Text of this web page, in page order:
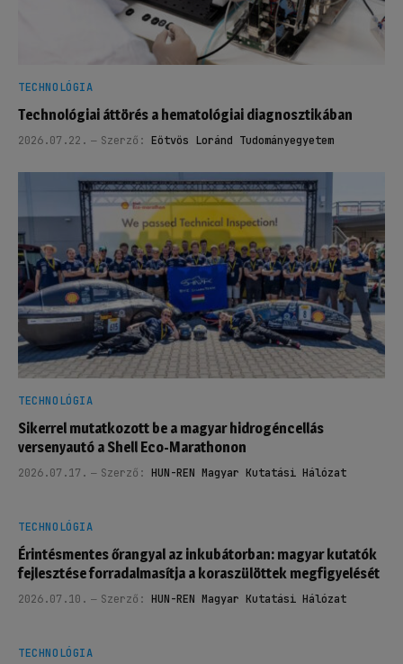
TECHNOLÓGIA
Technológiai áttörés a hematológiai diagnosztikában
2026.07.22. Szerző: Eötvös Loránd Tudományegyetem
TECHNOLÓGIA
Sikerrel mutatkozott be a magyar hidrogéncellás
versenyautó a Shell Eco-Marathonon
2026.07.17. Szerző: HUN-REN Magyar Kutatási Hálózat
TECHNOLÓGIA
Érintésmentes őrangyal az inkubátorban: magyar kutatók
fejlesztése forradalmasítja a koraszülöttek megfigyelését
2026.07.10. Szerző: HUN-REN Magyar Kutatási Hálózat
TECHNOLÓGIA